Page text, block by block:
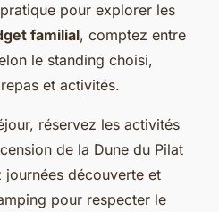
pour explorer les
familial, comptez entre
le standing choisi,
et activités.
réservez les activités
de la Dune du Pilat
découverte et
pour respecter le